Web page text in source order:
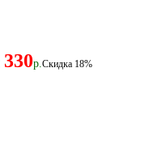
330р.Скидка 18%